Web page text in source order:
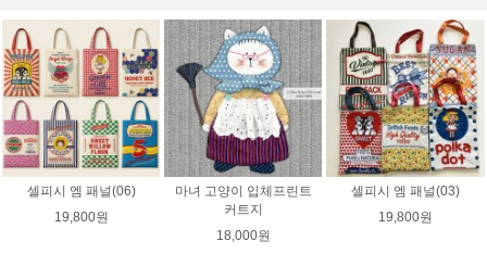
셀피시 엠 패널(06)
19,800원
마녀 고양이 입체프린트
커트지
18,000원
셀피시 엠 패널(03)
19,800원